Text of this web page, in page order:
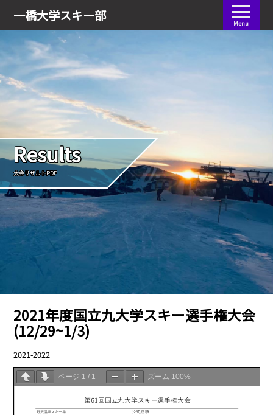
一橋大学スキー部 Menu
会員ログイン
Results
大会リザルトPDF
2021年度国立九大学スキー選手権大会
(12/29~1/3)
2021-2022
ページ 1 / 1 ズーム 100%